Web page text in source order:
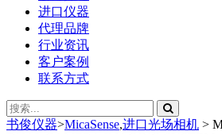
进口仪器
代理品牌
行业资讯
客户案例
联系方式
书俊仪器>MicaSense,进口光场相机 >